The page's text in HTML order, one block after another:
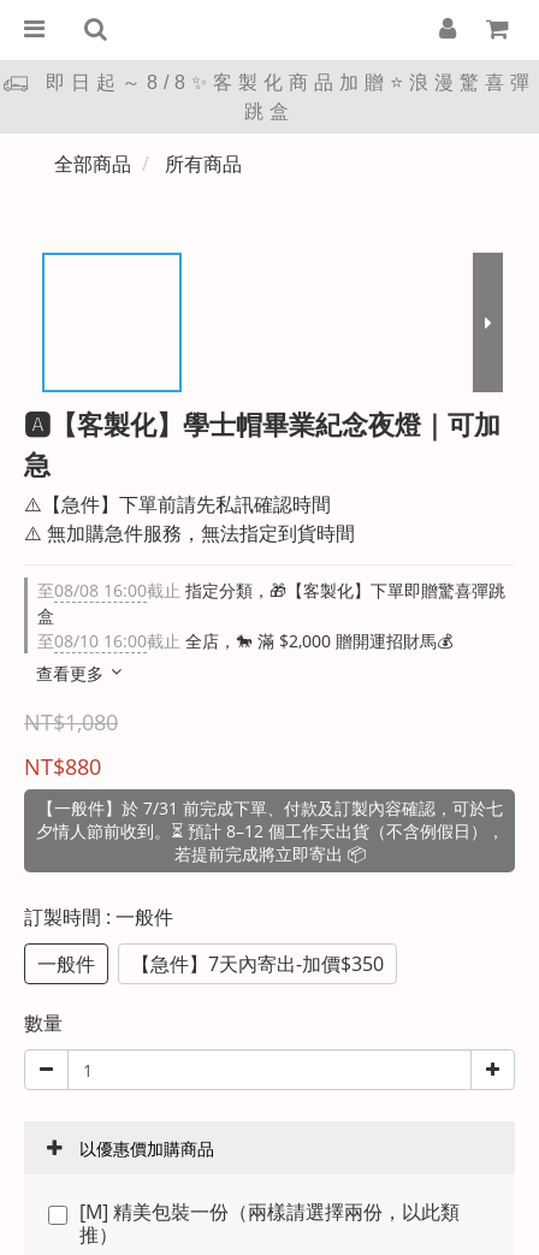
即日起～8/8✨客製化商品加贈⭐浪漫驚喜彈
跳盒
全部商品 所有商品
🅰︎【客製化】學士帽畢業紀念夜燈｜可加
急
⚠️【急件】下單前請先私訊確認時間
⚠️ 無加購急件服務，無法指定到貨時間
至08/08 16:00截止 指定分類，🎁【客製化】下單即贈驚喜彈跳
盒
至08/10 16:00截止 全店，🐎 滿 $2,000 贈開運招財馬💰
查看更多
NT$1,080
NT$880
【一般件】於 7/31 前完成下單、付款及訂製內容確認，可於七
夕情人節前收到。⏳ 預計 8–12 個工作天出貨（不含例假日），
若提前完成將立即寄出 📦
訂製時間 : 一般件
一般件
【急件】7天內寄出-加價$350
數量
以優惠價加購商品
[M] 精美包裝一份（兩樣請選擇兩份，以此類
推）